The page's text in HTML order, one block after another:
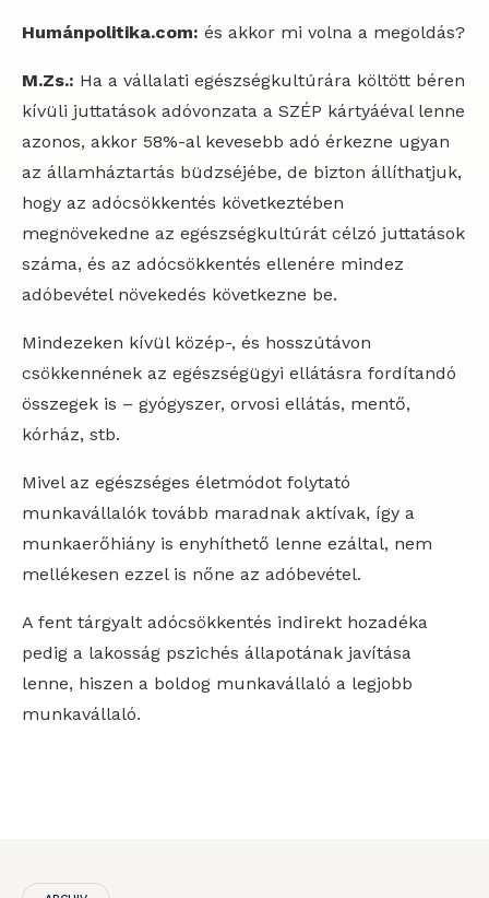
Humánpolitika.com: és akkor mi volna a megoldás?
M.Zs.: Ha a vállalati egészségkultúrára költött béren
kívüli juttatások adóvonzata a SZÉP kártyáéval lenne
azonos, akkor 58%-al kevesebb adó érkezne ugyan
az államháztartás büdzséjébe, de bizton állíthatjuk,
hogy az adócsökkentés következtében
megnövekedne az egészségkultúrát célzó juttatások
száma, és az adócsökkentés ellenére mindez
adóbevétel növekedés következne be.
Mindezeken kívül közép-, és hosszútávon
csökkennének az egészségügyi ellátásra fordítandó
összegek is – gyógyszer, orvosi ellátás, mentő,
kórház, stb.
Mivel az egészséges életmódot folytató
munkavállalók tovább maradnak aktívak, így a
munkaerőhiány is enyhíthető lenne ezáltal, nem
mellékesen ezzel is nőne az adóbevétel.
A fent tárgyalt adócsökkentés indirekt hozadéka
pedig a lakosság pszichés állapotának javítása
lenne, hiszen a boldog munkavállaló a legjobb
munkavállaló.